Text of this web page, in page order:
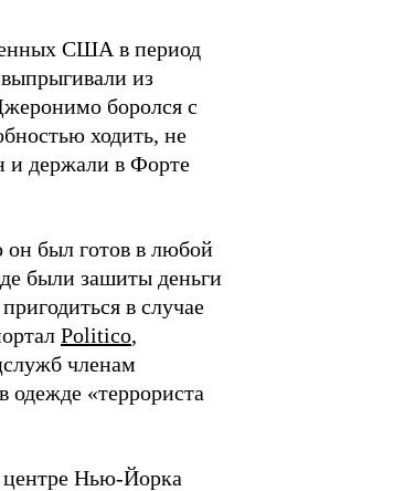
США в период
из
боролся с
ходить, не
и держали в Форте
он был готов в любой
были зашиты деньги
в случае
Politico,
членам
одежде «террориста
центре Нью-Йорка